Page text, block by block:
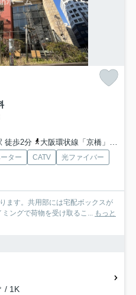
徒歩2分
大阪環状線「京橋」駅 徒歩4分
ター CATV
光ファイバー
ます。共用部には宅配ボックスが
ングで荷物を受け取るこ... もっと
/ 1K